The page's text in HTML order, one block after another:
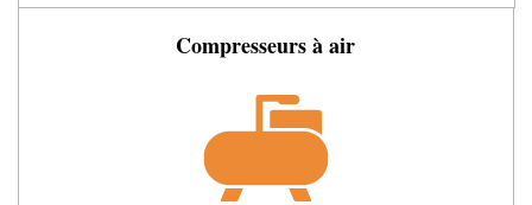
Compresseurs à air